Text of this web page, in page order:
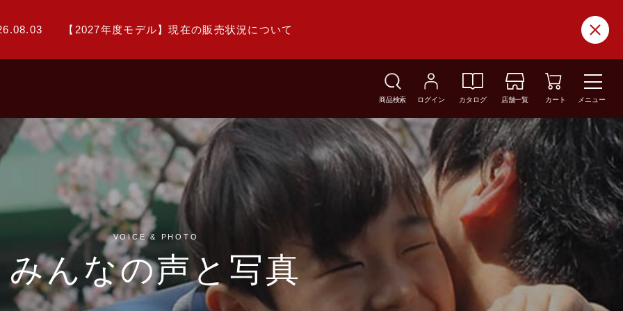
【2027年度モデル】現在の販売状況について
商品検索 ログイン カタログ 店舗一覧 カート メニュー
VOICE & PHOTO
みんなの声と写真